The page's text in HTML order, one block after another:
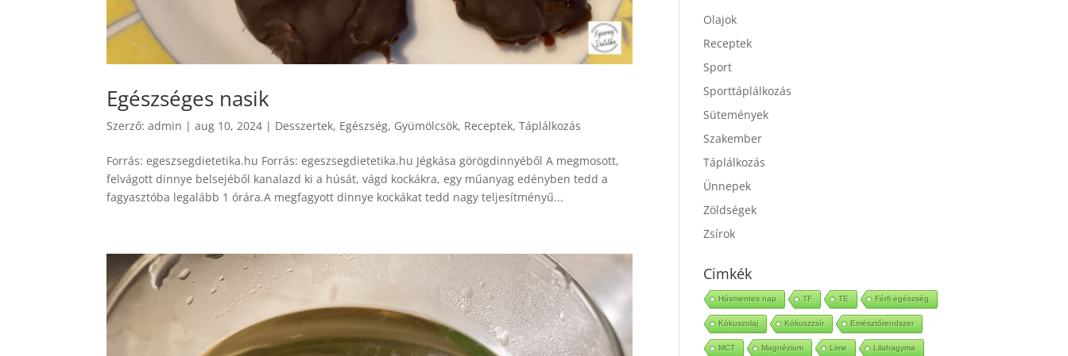
Egészséges nasik
Szerző:admin |aug 10, 2024 | Desszertek, Egészség, Gyümölcsök, Receptek,Táplálkozás
Forrás: egeszsegdietetika.hu Forrás: egeszsegdietetika.hu Jégkása görögdinnyéből A megmosott,
felvágott dinnye belsejéből kanalazd ki a húsát, vágd kockákra, egy műanyag edényben tedd a
fagyasztóba legalább 1 órára.A megfagyott dinnye kockákat tedd nagy teljesítményű...
Táplálkozás
Cimkék
Húsmentes nap TF TE Férfi egészség
Kókuszolaj Kókuszzsír Emésztőrendszer